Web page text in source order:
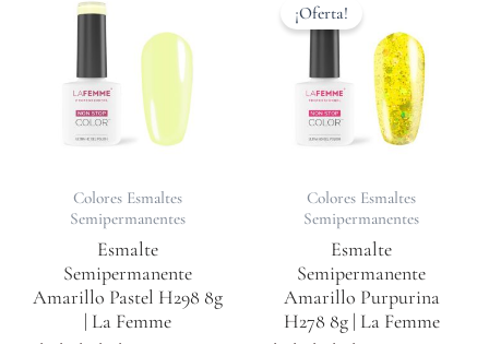
Colores Esmaltes
Semipermanentes
Esmalte
Semipermanente
Amarillo Pastel H298 8g
| La Femme
¡Oferta!
Colores Esmaltes
Semipermanentes
Esmalte
Semipermanente
Amarillo Purpurina
H278 8g | La Femme
original
era:
11,99 €.
es:
8,50 €.